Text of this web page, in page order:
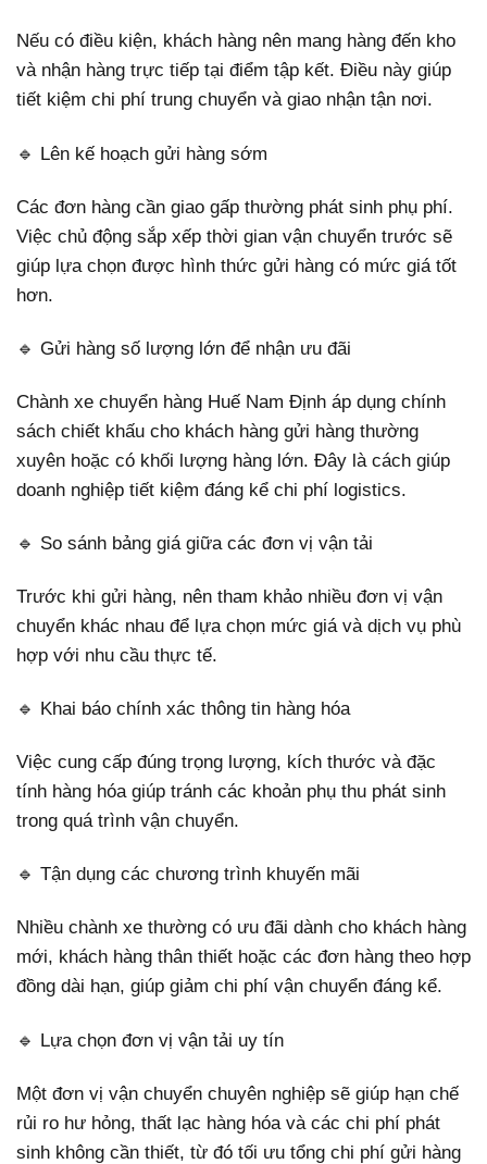
Nếu có điều kiện, khách hàng nên mang hàng đến kho
và nhận hàng trực tiếp tại điểm tập kết. Điều này giúp
tiết kiệm chi phí trung chuyển và giao nhận tận nơi.
🔹 Lên kế hoạch gửi hàng sớm
Các đơn hàng cần giao gấp thường phát sinh phụ phí.
Việc chủ động sắp xếp thời gian vận chuyển trước sẽ
giúp lựa chọn được hình thức gửi hàng có mức giá tốt
hơn.
🔹 Gửi hàng số lượng lớn để nhận ưu đãi
Chành xe chuyển hàng Huế Nam Định áp dụng chính
sách chiết khấu cho khách hàng gửi hàng thường
xuyên hoặc có khối lượng hàng lớn. Đây là cách giúp
doanh nghiệp tiết kiệm đáng kể chi phí logistics.
🔹 So sánh bảng giá giữa các đơn vị vận tải
Trước khi gửi hàng, nên tham khảo nhiều đơn vị vận
chuyển khác nhau để lựa chọn mức giá và dịch vụ phù
hợp với nhu cầu thực tế.
🔹 Khai báo chính xác thông tin hàng hóa
Việc cung cấp đúng trọng lượng, kích thước và đặc
tính hàng hóa giúp tránh các khoản phụ thu phát sinh
trong quá trình vận chuyển.
🔹 Tận dụng các chương trình khuyến mãi
Nhiều chành xe thường có ưu đãi dành cho khách hàng
mới, khách hàng thân thiết hoặc các đơn hàng theo hợp
đồng dài hạn, giúp giảm chi phí vận chuyển đáng kể.
🔹 Lựa chọn đơn vị vận tải uy tín
Một đơn vị vận chuyển chuyên nghiệp sẽ giúp hạn chế
rủi ro hư hỏng, thất lạc hàng hóa và các chi phí phát
sinh không cần thiết, từ đó tối ưu tổng chi phí gửi hàng